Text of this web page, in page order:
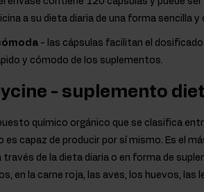
a su dieta diaria de una forma sencilla y
- las cápsulas facilitan el
y cómodo de los suplementos.
- suplemento
químico orgánico que se clasifica
es capaz de producir por sí mismo. Es el
de la dieta diaria o en forma de
en la carne roja, las aves, los huevos, las